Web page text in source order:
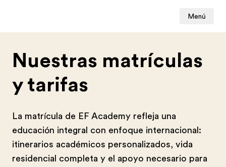
Menú
Nuestras matrículas
y tarifas
La matrícula de EF Academy refleja una
educación integral con enfoque internacional:
itinerarios académicos personalizados, vida
residencial completa y el apoyo necesario para